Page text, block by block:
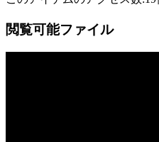
閲覧可能ファイル